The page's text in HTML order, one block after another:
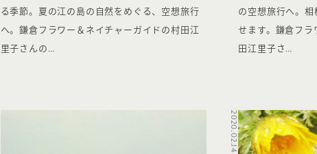
る季節。夏の江の島の自然をめぐる、空想旅行
へ。鎌倉フラワー＆ネイチャーガイドの村田江
里子さんの…
の空想旅行へ。
せます。鎌倉フラ
田江里子さ…
2020.02.14